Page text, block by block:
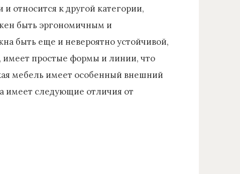
относится к другой категории,
быть эргономичным и
быть еще и невероятно устойчивой,
имеет простые формы и линии, что
мебель имеет особенный внешний
имеет следующие отличия от